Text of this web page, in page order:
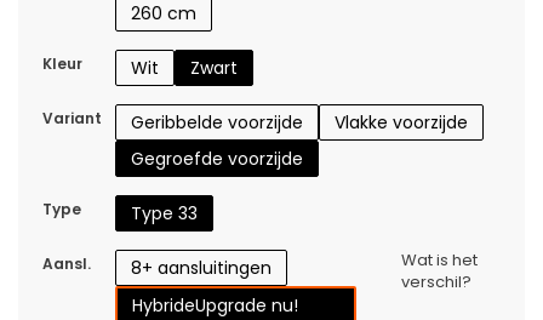
260 cm
Kleur Wit Zwart
Variant Geribbelde voorzijde
Vlakke voorzijde
Gegroefde voorzijde
Type Type 33
Aansl.
8+ aansluitingen
HybrideUpgrade nu!
Wat is het
verschil?